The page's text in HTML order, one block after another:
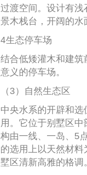
过渡空间。设计有
景木栈台，开阔的
4生态停车场
结合低矮灌木和建
意义的停车场。
（3）自然生态区
中央水系的开辟和
用。它位于别墅区
构由一线、一岛、5
的选用上以天然材
墅区清新高雅的格调